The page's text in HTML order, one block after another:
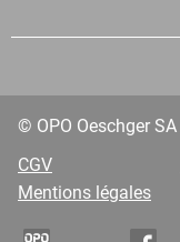
© OPO Oeschger SA
CGV
Mentions légales